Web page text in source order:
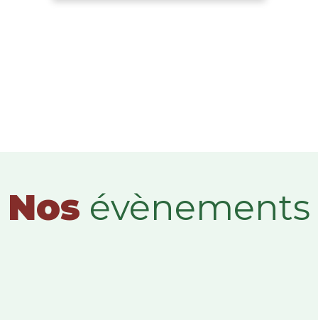
Nos évènements